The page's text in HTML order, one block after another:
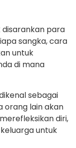
disarankan para
sangka, cara
untuk
di mana
sebagai
orang lain akan
diri,
untuk